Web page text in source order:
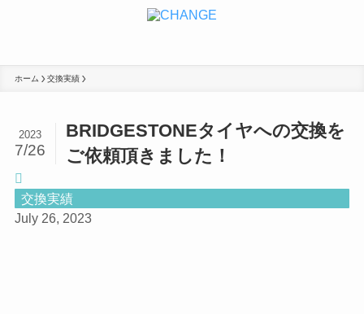
ホーム 交換実績
BRIDGESTONEタイヤへの交換を
ご依頼頂きました！
2023
7/26
交換実績
July 26, 2023